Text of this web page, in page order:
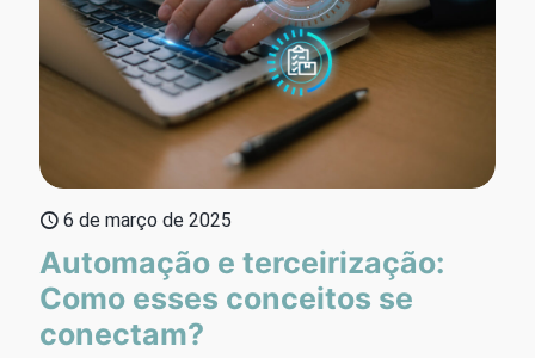
6 de março de 2025
Automação e terceirização:
Como esses conceitos se
conectam?